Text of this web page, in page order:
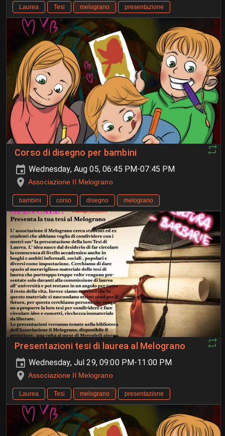
Laurea Tesi melograno presentazione
Corso di disegno per bambini
Wednesday, Aug 05, 06:45 PM-07:45 PM
Associazione Il Melograno
bambini corso disegno melograno
Presentazioni tesi di laurea al Melograno
Wednesday, Jul 29, 09:00 PM-11:00 PM
Associazione Il Melograno
Laurea Tesi melograno presentazione